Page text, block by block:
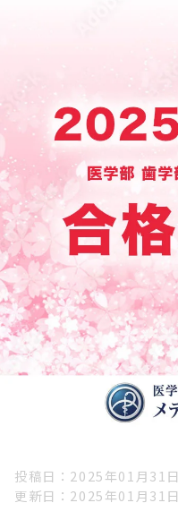
投稿日
2025年01月31日
更新日
2025年01月31日